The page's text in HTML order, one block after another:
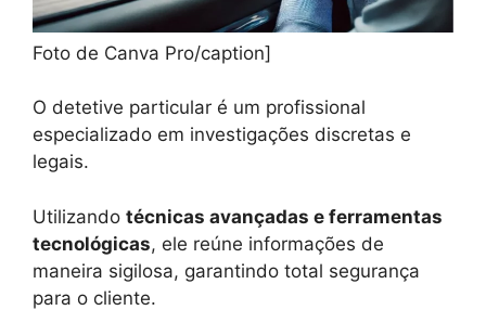
Foto de Canva Pro/caption]
O detetive particular é um profissional
especializado em investigações discretas e
legais.
Utilizando técnicas avançadas e ferramentas
tecnológicas, ele reúne informações de
maneira sigilosa, garantindo total segurança
para o cliente.